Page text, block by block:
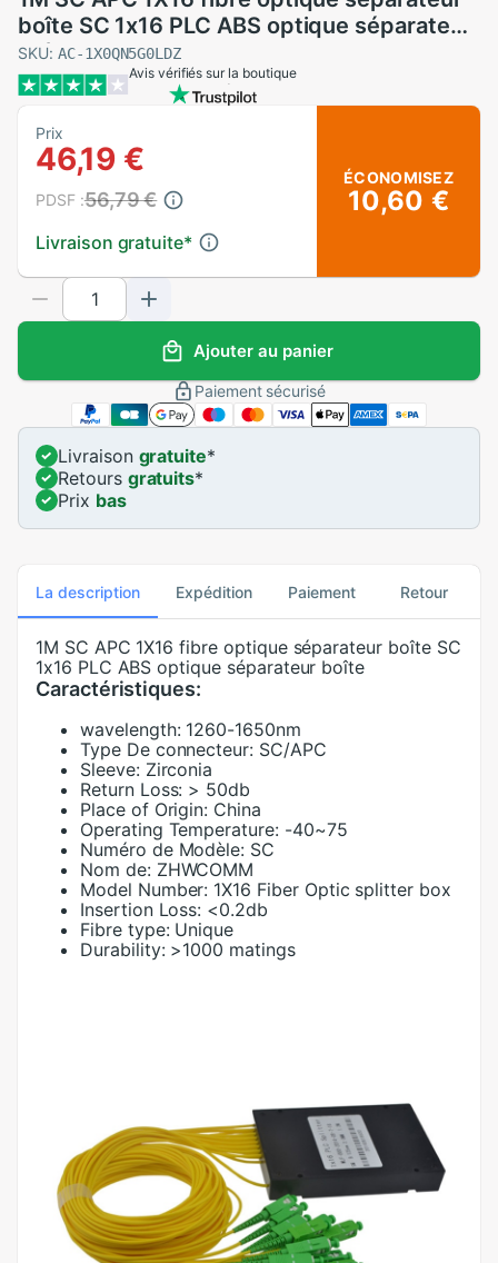
boîte SC 1x16 PLC ABS optique séparateur
boîte
SKU: AC-1X0QN5G0LDZ
Avis vérifiés sur la boutique
Prix
46,19 €
Livraison gratuite*
PDSF :56,79 €
ÉCONOMISEZ
10,60 €
Ajouter au panier
Paiement sécurisé
Livraison gratuite*
Retours gratuits*
Prix bas
La description Expédition Paiement Retour
1M SC APC 1X16 fibre optique séparateur boîte SC
1x16 PLC ABS optique séparateur boîte
Caractéristiques:
wavelength: 1260-1650nm
Type De connecteur: SC/APC
Sleeve: Zirconia
Return Loss: > 50db
Place of Origin: China
Operating Temperature: -40~75
Numéro de Modèle: SC
Nom de: ZHWCOMM
Model Number: 1X16 Fiber Optic splitter box
Insertion Loss: <0.2db
Fibre type: Unique
Durability: >1000 matings